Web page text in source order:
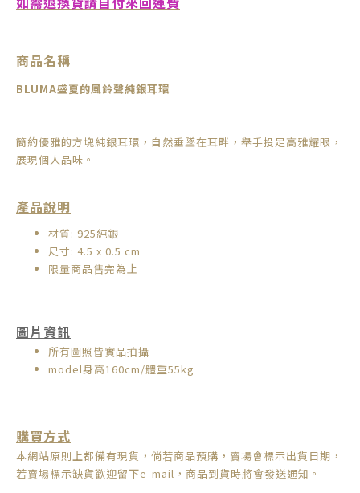
商品名稱
BLUMA盛夏的風鈴聲純銀耳環
簡約優雅的方塊純銀耳環，自然垂墜在耳畔，舉手投足高雅耀眼，
展現個人品味。
產品說明
材質: 925純銀
尺寸: 4.5 x 0.5 cm
限量商品售完為止
圖片資訊
所有圖照皆實品拍攝
model身高160cm/體重55kg
購買方式
本網站原則上都備有現貨，倘若商品預購，賣場會標示出貨日期，
若賣場標示缺貨歡迎留下e-mail，商品到貨時將會發送通知。